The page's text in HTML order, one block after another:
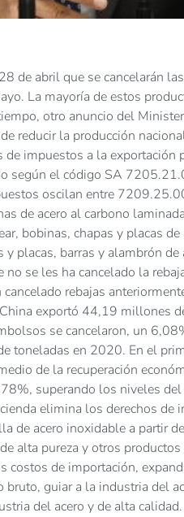
de abril que se cancelarán
La mayoría de estos
otro anuncio del
reducir la producción
impuestos a la exportación
según el código SA
oscilan entre
de acero al carbono
bobinas, chapas y placas
placas, barras y alambrón
se les ha cancelado la
rebajas
exportó 44,19 millones
se cancelaron, un
en 2020. En el
de la recuperación
superando los niveles
elimina los derechos de
de acero inoxidable a partir
alta pureza y otros
costos de importación,
guiar a la industria del
del acero y de alta